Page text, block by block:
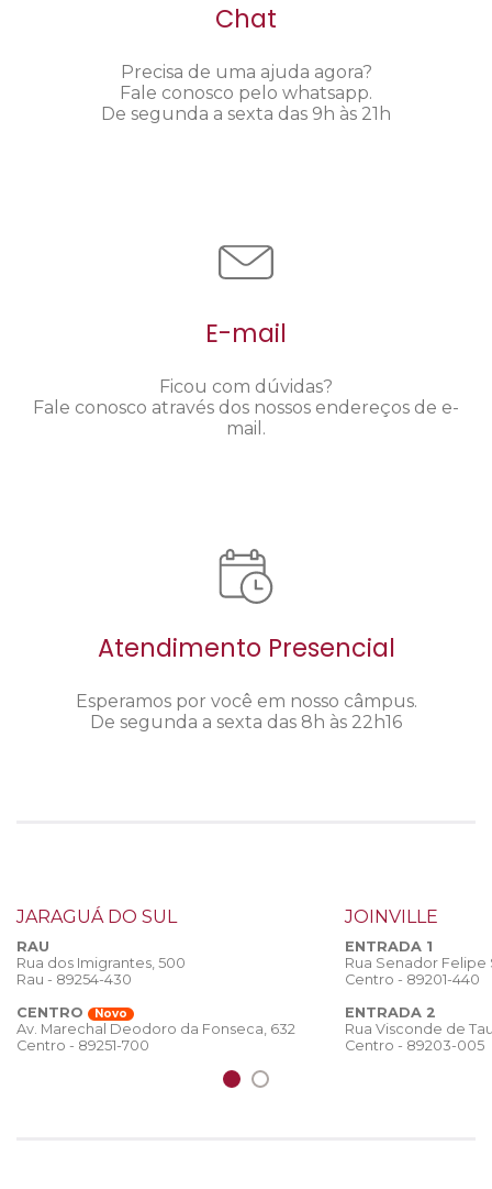
Chat
Precisa de uma ajuda agora?
Fale conosco pelo whatsapp.
De segunda a sexta das 9h às 21h
E-mail
Ficou com dúvidas?
Fale conosco através dos nossos endereços de e-
mail.
Atendimento Presencial
Esperamos por você em nosso câmpus.
De segunda a sexta das 8h às 22h16
JARAGUÁ DO SUL
RAU
Rua dos Imigrantes, 500
Rau - 89254-430
CENTRO
Novo
Av. Marechal Deodoro da Fonseca, 632
Centro - 89251-700
JOINVILLE
ENTRADA 1
Rua Senador
Centro - 89201-440
ENTRADA 2
Rua Visconde de
Centro - 89203-005